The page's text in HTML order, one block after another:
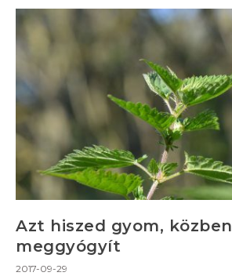
Azt hiszed gyom, közben
meggyógyít
2017-09-29